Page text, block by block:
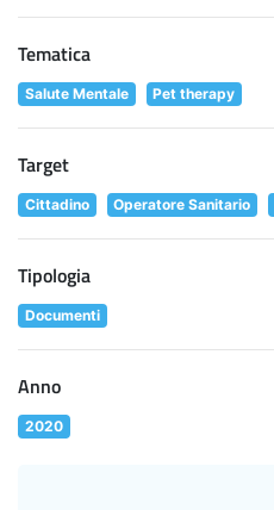
Tematica
Salute Mentale Pet therapy
Target
Cittadino Operatore Sanitario
Tipologia
Documenti
Anno
2020